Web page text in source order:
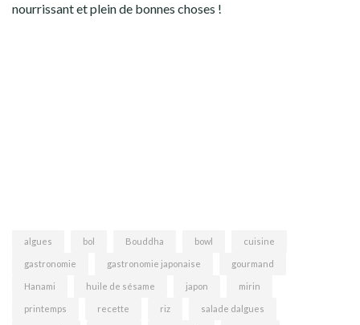
nourrissant et plein de bonnes choses !
algues bol Bouddha bowl cuisine
gastronomie gastronomie japonaise gourmand
Hanami huile de sésame japon mirin
printemps recette riz salade dalgues